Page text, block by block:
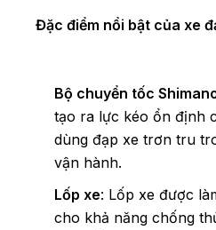
Đặc điểm nổi bật của xe
Bộ chuyển tốc
tạo ra lực kéo ổn định
dùng đạp xe trơn tru
vận hành.
Lốp xe: Lốp xe được
cho khả năng chống